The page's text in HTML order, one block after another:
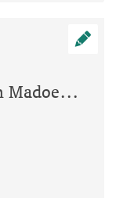
Rioolvervanging Borneo- en Madoerastraat